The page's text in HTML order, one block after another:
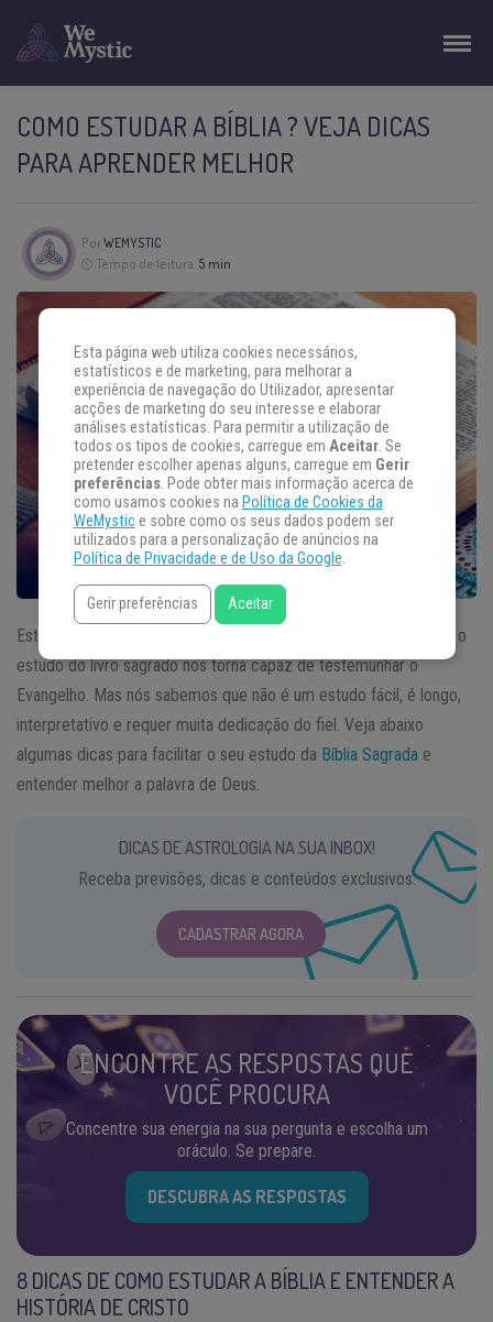
COMO ESTUDAR A BÍBLIA ? VEJA DICAS
PARA APRENDER MELHOR
PorWEMYSTIC
Tempo de leitura: 5 min
Estudar a
é algo muito importante para todo Cristão, pois o
estudo do livro sagrado nos torna capaz de testemunhar o
Evangelho. Mas nós sabemos que não é um estudo fácil, é longo,
interpretativo e requer muita dedicação do fiel. Veja abaixo
algumas dicas para facilitar o seu estudo da Bíblia Sagrada e
entender melhor a palavra de Deus.
DICAS DE ASTROLOGIA NA SUA INBOX!
Receba previsões, dicas e conteúdos exclusivos.
CADASTRAR AGORA
ENCONTRE AS RESPOSTAS QUE
VOCÊ PROCURA
Concentre sua energia na sua pergunta e escolha um
oráculo. Se prepare.
DESCUBRA AS RESPOSTAS
8 DICAS DE COMO ESTUDAR A BÍBLIA E ENTENDER A
HISTÓRIA DE CRISTO
Esta página web utiliza cookies necessários,
estatísticos e de marketing, para melhorar a
experiência de navegação do Utilizador, apresentar
acções de marketing do seu interesse e elaborar
análises estatísticas. Para permitir a utilização de
todos os tipos de cookies, carregue em Aceitar. Se
pretender escolher apenas alguns, carregue em Gerir
preferências. Pode obter mais informação acerca de
como usamos cookies na Política de Cookies da
WeMystice sobre como os seus dados podem ser
utilizados para a personalização de anúncios na
Política de Privacidade e de Uso da Google.
Gerir preferências Aceitar